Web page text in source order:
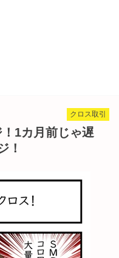
クロス取引
1カ月前じゃ遅
！